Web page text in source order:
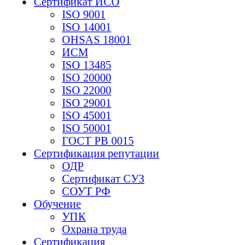
ISO 9001
ISO 14001
OHSAS 18001
ИСМ
ISO 13485
ISO 20000
ISO 22000
ISO 29001
ISO 45001
ISO 50001
ГОСТ РВ 0015
Сертификация репутации
ОДР
Сертификат СУЗ
СОУТ РФ
Обучение
УПК
Охрана труда
Сертификация